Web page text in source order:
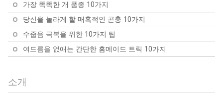
가장 똑똑한 개 품종 10가지
당신을 놀라게 할 매혹적인 곤충 10가지
수줍음 극복을 위한 10가지 팁
여드름을 없애는 간단한 홈메이드 트릭 10가지
소개